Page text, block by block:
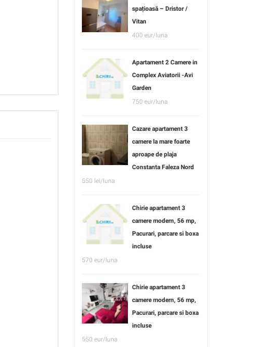
spațioasă – Dristor /
Vitan
400 eur/luna
Apartament 2 Camere in
Complex Aviatorii -Avi
Garden
750 eur/luna
Cazare apartament 3
camere la mare foarte
aproape de plaja
Constanta Faleza Nord
550 lei/luna
Chirie apartament 3
camere modern, 56 mp,
Pacurari, parcare si boxa
incluse
570 eur/luna
Chirie apartament 3
camere modern, 56 mp,
Pacurari, parcare si boxa
incluse
550 eur/luna